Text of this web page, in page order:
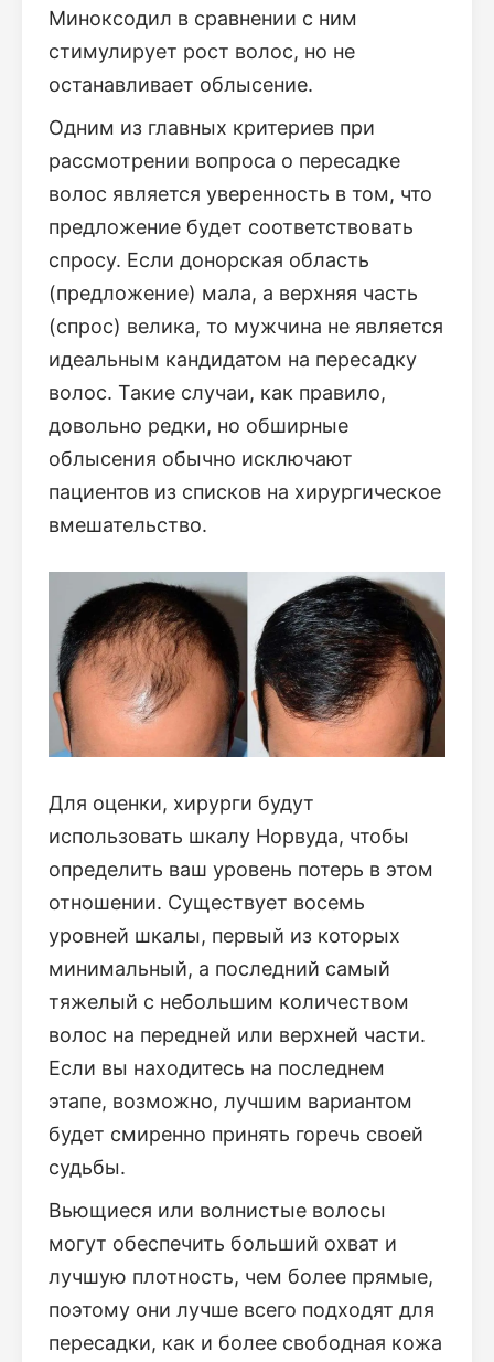
Миноксодил в сравнении с ним
стимулирует рост волос, но не
останавливает облысение.
Одним из главных критериев при
рассмотрении вопроса о пересадке
волос является уверенность в том, что
предложение будет соответствовать
спросу. Если донорская область
(предложение) мала, а верхняя часть
(спрос) велика, то мужчина не является
идеальным кандидатом на пересадку
волос. Такие случаи, как правило,
довольно редки, но обширные
облысения обычно исключают
пациентов из списков на хирургическое
вмешательство.
Для оценки, хирурги будут
использовать шкалу Норвуда, чтобы
определить ваш уровень потерь в этом
отношении. Существует восемь
уровней шкалы, первый из которых
минимальный, а последний самый
тяжелый с небольшим количеством
волос на передней или верхней части.
Если вы находитесь на последнем
этапе, возможно, лучшим вариантом
будет смиренно принять горечь своей
судьбы.
Вьющиеся или волнистые волосы
могут обеспечить больший охват и
лучшую плотность, чем более прямые,
поэтому они лучше всего подходят для
пересадки, как и более свободная кожа